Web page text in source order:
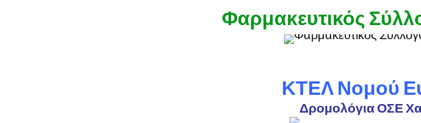
Φαρμακευτικός
ΚΤΕΛ Νομού
Δρομολόγια ΟΣΕ